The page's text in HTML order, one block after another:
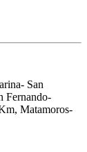
San
Fernando-
Matamoros-